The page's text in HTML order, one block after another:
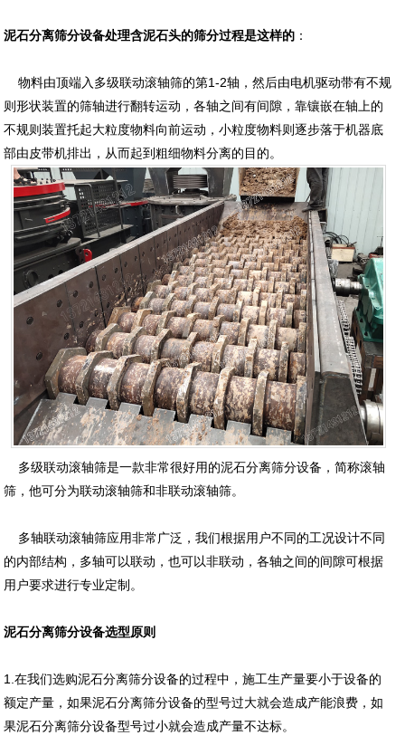
泥石分离筛分设备处理含泥石头的筛分过程是这样的 ：
物料由顶端入多级联动滚轴筛的第1-2轴，然后由电机驱动带有不规
则形状装置的筛轴进行翻转运动，各轴之间有间隙，靠镶嵌在轴上的
不规则装置托起大粒度物料向前运动，小粒度物料则逐步落于机器底
部由皮带机排出，从而起到粗细物料分离的目的。
多级联动滚轴筛是一款非常很好用的泥石分离筛分设备，简称滚轴
筛，他可分为联动滚轴筛和非联动滚轴筛。
多轴联动滚轴筛应用非常广泛，我们根据用户不同的工况设计不同
的内部结构，多轴可以联动，也可以非联动，各轴之间的间隙可根据
用户要求进行专业定制。
泥石分离筛分设备选型原则
1.在我们选购泥石分离筛分设备的过程中，施工生产量要小于设备的
额定产量，如果泥石分离筛分设备的型号过大就会造成产能浪费，如
果泥石分离筛分设备型号过小就会造成产量不达标。